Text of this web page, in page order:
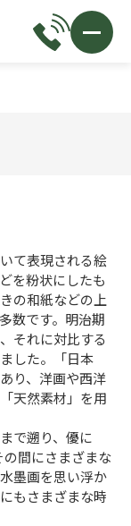
て表現される絵
を粉状にしたも
の和紙などの上
数です。明治期
それに対比する
した。「日本
り、洋画や西洋
天然素材」を用
で遡り、優に
間にさまざまな
墨画を思い浮か
もさまざまな時